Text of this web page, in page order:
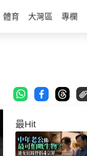
體育 大灣區 專欄
最Hit